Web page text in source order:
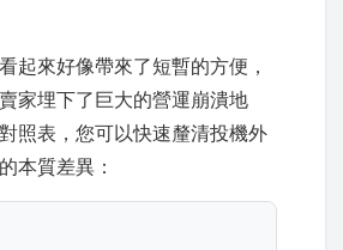
起來好像帶來了短暫的方便，
家埋下了巨大的營運崩潰地
照表，您可以快速釐清投機外
本質差異：